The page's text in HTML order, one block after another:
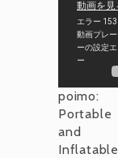
poimo:
Portable
and
Inflatable